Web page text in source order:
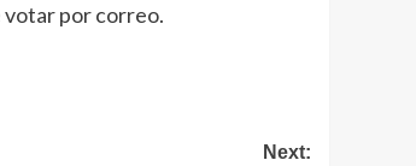
votar por correo.
Next: